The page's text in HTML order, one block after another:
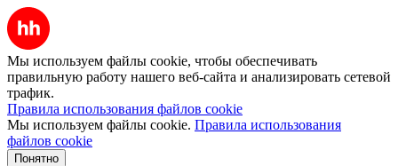
Мы используем файлы cookie, чтобы обеспечивать
правильную работу нашего веб-сайта и анализировать сетевой
трафик.
Правила использования файлов cookie
Мы используем файлы cookie. Правила использования
файлов cookie
Понятно